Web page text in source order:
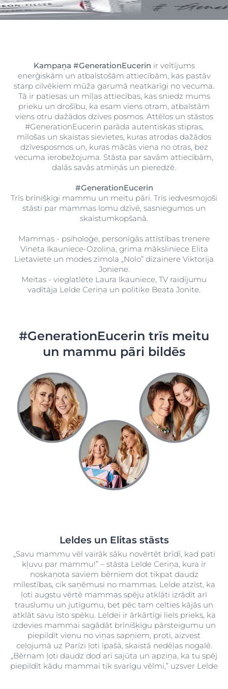
Kampaņa #GenerationEucerin ir veltījums
enerģiskām un atbalstošām attiecībām, kas pastāv
starp cilvēkiem mūža garumā neatkarīgi no vecuma.
Tā ir patiesas un mīļas attiecības, kas sniedz mums
prieku un drošību, ka esam viens otram, atbalstām
viens otru dažādos dzīves posmos. Attēlos un stāstos
#GenerationEucerin parāda autentiskas stipras,
mīlošas un skaistas sievietes, kuras atrodas dažādos
dzīvesposmos un, kuras mācās viena no otras, bez
vecuma ierobežojuma. Stāsta par savām attiecībām,
dalās savās atmiņās un pieredzē.
#GenerationEucerin
Trīs brīnišķīgi mammu un meitu pāri. Trīs iedvesmojoši
stāsti par mammas lomu dzīvē, sasniegumos un
skaistumkopšanā.
Mammas - psiholoģe, personīgās attīstības trenere
Vineta Ikauniece-Ozoliņa, grima māksliniece Elita
Lietaviete un modes zīmola „Nolo” dizainere Viktorija
Joniene.
Meitas - vieglatlēte Laura Ikauniece, TV raidījumu
vadītāja Lelde Ceriņa un politiķe Beata Jonite.
#GenerationEucerin trīs meitu
un mammu pāri bildēs
Leldes un Elitas stāsts
„Savu mammu vēl vairāk sāku novērtēt brīdī, kad pati
kļuvu par mammu!” – stāsta Lelde Ceriņa, kura ir
noskaņota saviem bērniem dot tikpat daudz
mīlestības, cik saņēmusi no mammas. Lelde atzīst, ka
ļoti augstu vērtē mammas spēju atklāti izrādīt arī
trauslumu un jutīgumu, bet pēc tam celties kājās un
atklāt savu īsto spēku. Leldei ir ārkārtīgi liels prieks, ka
izdevies mammai sagādāt brīnišķīgu pārsteigumu un
piepildīt vienu no viņas sapņiem, proti, aizvest
ceļojumā uz Parīzi ļoti īpašā, skaistā nedēļas nogalē.
„Bērnam ļoti daudz dod arī sajūta un apziņa, ka tu spēj
piepildīt kādu mammai tik svarīgu vēlmi,” uzsver Lelde